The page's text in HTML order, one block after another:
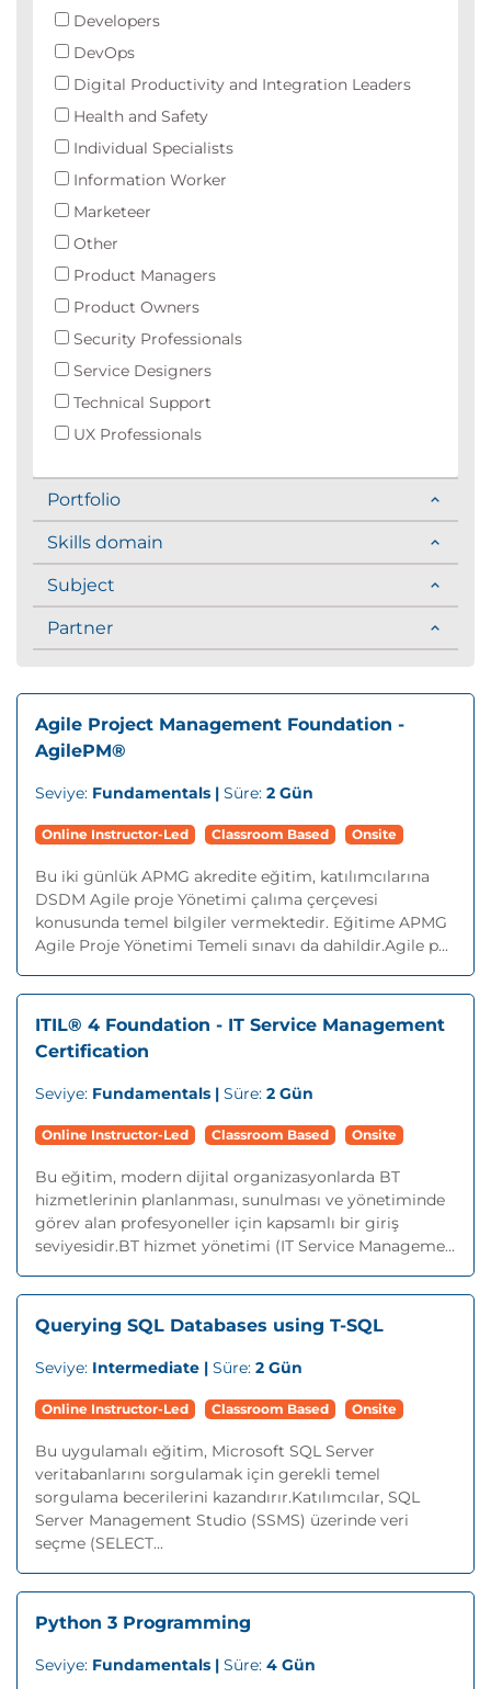
Developers
DevOps
Digital Productivity and Integration Leaders
Health and Safety
Individual Specialists
Information Worker
Marketeer
Other
Product Managers
Product Owners
Security Professionals
Service Designers
Technical Support
UX Professionals
Portfolio
Skills domain
Subject
Partner
Agile Project Management Foundation -
AgilePM®
Seviye: Fundamentals | Süre: 2 Gün
Online Instructor-Led Classroom Based Onsite
Bu iki günlük APMG akredite eğitim, katılımcılarına
DSDM Agile proje Yönetimi çalıma çerçevesi
konusunda temel bilgiler vermektedir. Eğitime APMG
Agile Proje Yönetimi Temeli sınavı da dahildir.Agile p...
ITIL® 4 Foundation - IT Service Management
Certification
Seviye: Fundamentals | Süre: 2 Gün
Online Instructor-Led Classroom Based Onsite
Bu eğitim, modern dijital organizasyonlarda BT
hizmetlerinin planlanması, sunulması ve yönetiminde
görev alan profesyoneller için kapsamlı bir giriş
seviyesidir.BT hizmet yönetimi (IT Service Manageme...
Querying SQL Databases using T-SQL
Seviye: Intermediate | Süre: 2 Gün
Online Instructor-Led Classroom Based Onsite
Bu uygulamalı eğitim, Microsoft SQL Server
veritabanlarını sorgulamak için gerekli temel
sorgulama becerilerini kazandırır.Katılımcılar, SQL
Server Management Studio (SSMS) üzerinde veri
seçme (SELECT...
Python 3 Programming
Seviye: Fundamentals | Süre: 4 Gün